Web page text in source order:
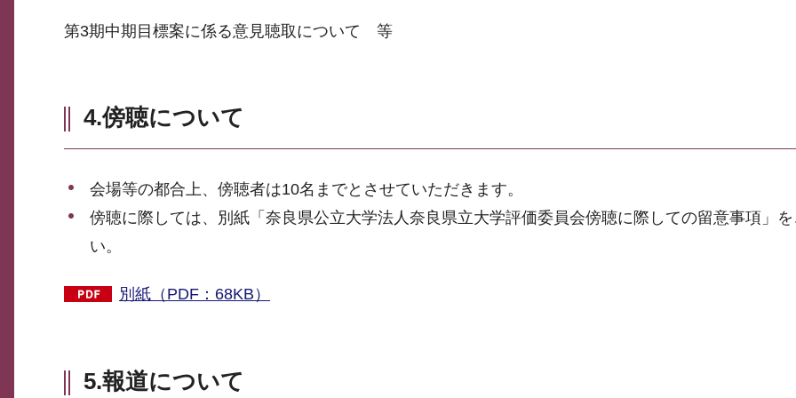
第3期中期目標案に係る意見聴取について 等
4.傍聴について
会場等の都合上、傍聴者は10名までとさせていただきます。
傍聴に際しては、別紙「奈良県公立大学法人奈良県立大学評価委員会傍聴に際しての留意事項」
い。
別紙（PDF：68KB）
5.報道について